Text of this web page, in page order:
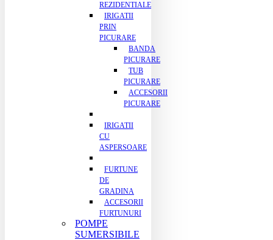
REZIDENTIALE
IRIGATII
PRIN
PICURARE
BANDA
PICURARE
TUB
PICURARE
ACCESORII
PICURARE
IRIGATII
CU
ASPERSOARE
FURTUNE
DE
GRADINA
ACCESORII
FURTUNURI
POMPE
SUMERSIBILE